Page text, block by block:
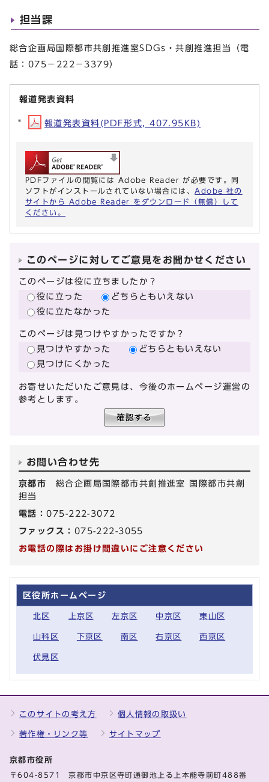
担当課
総合企画局国際都市共創推進室SDGs・共創推進担当（電
話：075－222－3379）
報道発表資料
報道発表資料(PDF形式, 407.95KB)
PDFファイルの閲覧には Adobe Reader が必要です。同
ソフトがインストールされていない場合には、 Adobe 社の
サイトから Adobe Reader をダウンロード（無償）して
ください。
このページに対してご意見をお聞かせください
このページは役に立ちましたか？
役に立った
どちらともいえない
役に立たなかった
このページは見つけやすかったですか？
見つけやすかった
どちらともいえない
見つけにくかった
お寄せいただいたご意見は、今後のホームページ運営の
参考とします。
お問い合わせ先
京都市 総合企画局国際都市共創推進室 国際都市共創
担当
電話：075-222-3072
ファックス： 075-222-3055
お電話の際はお掛け間違いにご注意ください
区役所ホームページ
北区 上京区 左京区 中京区 東山区
山科区 下京区 南区 右京区 西京区
伏見区
このサイトの考え方 個人情報の取扱い
著作権・リンク等 サイトマップ
京都市役所
〒604-8571 京都市中京区寺町通御池上る上本能寺前町488番